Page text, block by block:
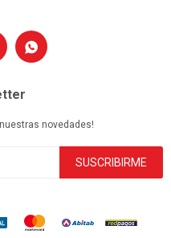

novedades!
SUSCRIBIRME